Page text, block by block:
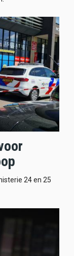
24 en 25